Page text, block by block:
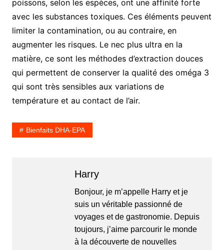
poissons, selon les espèces, ont une affinité forte
avec les substances toxiques. Ces éléments peuvent
limiter la contamination, ou au contraire, en
augmenter les risques. Le nec plus ultra en la
matière, ce sont les méthodes d’extraction douces
qui permettent de conserver la qualité des oméga 3
qui sont très sensibles aux variations de
température et au contact de l’air.
Bienfaits DHA-EPA
Harry
Bonjour, je m’appelle Harry et je
suis un véritable passionné de
voyages et de gastronomie. Depuis
toujours, j’aime parcourir le monde
à la découverte de nouvelles